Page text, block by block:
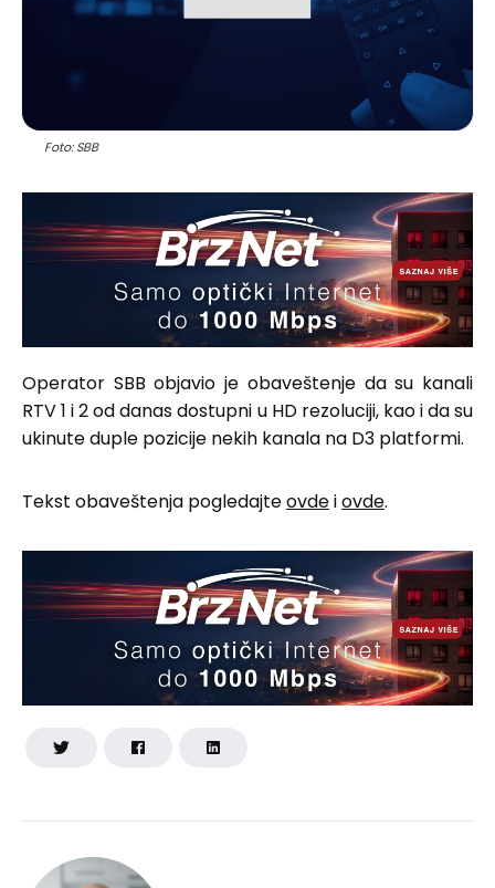
Foto: SBB
Operator SBB objavio je obaveštenje da su kanali
RTV 1 i 2 od danas dostupni u HD rezoluciji, kao i da su
ukinute duple pozicije nekih kanala na D3 platformi.
Tekst obaveštenja pogledajteovdeiovde.